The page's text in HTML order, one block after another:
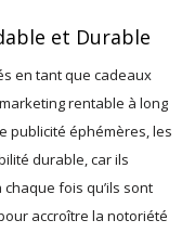
et Durable
en tant que cadeaux
rentable à long
publicité éphémères, les
durable, car ils
fois qu’ils sont
accroître la notoriété